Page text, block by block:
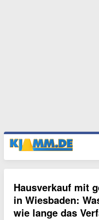
Hausverkauf mit
in Wiesbaden:
wie lange das